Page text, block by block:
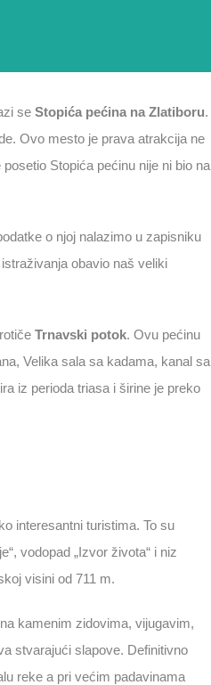
se Stopića pećina na Zlatiboru.
Ovo mesto je prava atrakcija ne
Stopića pećinu nije ni bio na
o njoj nalazimo u zapisniku
obavio naš veliki
Trnavski potok. Ovu pećinu
Velika sala sa kadama, kanal sa
iz perioda triasa i širine je preko
interesantni turistima. To su
vodopad „Izvor života“ i niz
visini od 711 m.
kamenim zidovima, vijugavim,
stvarajući slapove. Definitivno
reke a pri većim padavinama